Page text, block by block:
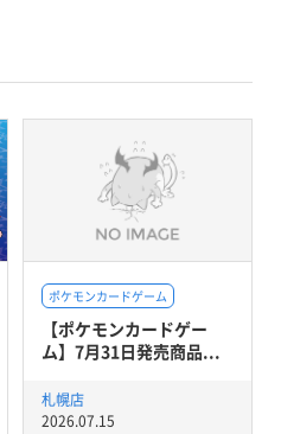
ポケモンカードゲーム
【ポケモンカードゲー
ム】7月31日発売商品...
札幌店
2026.07.15